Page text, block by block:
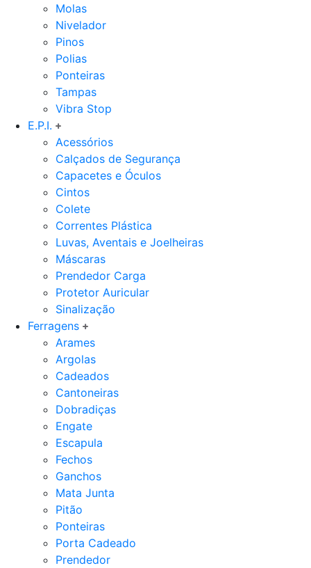
Molas
Nivelador
Pinos
Polias
Ponteiras
Tampas
Vibra Stop
E.P.I.
Acessórios
Calçados de Segurança
Capacetes e Óculos
Cintos
Colete
Correntes Plástica
Luvas, Aventais e Joelheiras
Máscaras
Prendedor Carga
Protetor Auricular
Sinalização
Ferragens
Arames
Argolas
Cadeados
Cantoneiras
Dobradiças
Engate
Escapula
Fechos
Ganchos
Mata Junta
Pitão
Ponteiras
Porta Cadeado
Prendedor